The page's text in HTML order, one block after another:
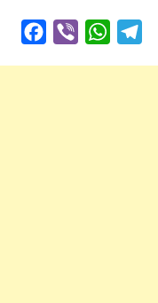
Facebook
Viber